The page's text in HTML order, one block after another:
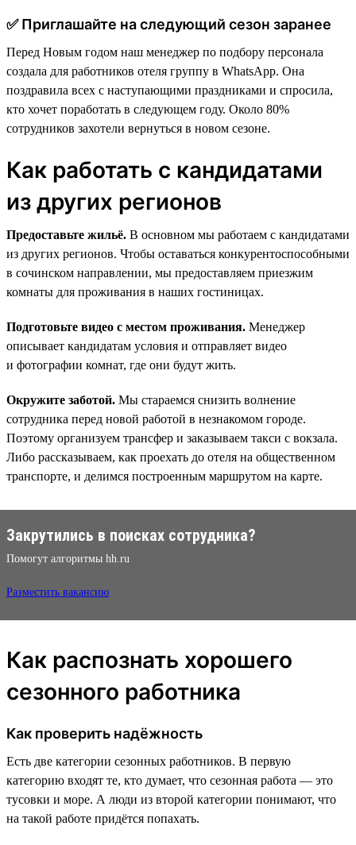
✅ Приглашайте на следующий сезон заранее
Перед Новым годом наш менеджер по подбору персонала
создала для работников отеля группу в WhatsApp. Она
поздравила всех с наступающими праздниками и спросила,
кто хочет поработать в следующем году. Около 80%
сотрудников захотели вернуться в новом сезоне.
Как работать с кандидатами
из других регионов
Предоставьте жильё. В основном мы работаем с кандидатами
из других регионов. Чтобы оставаться конкурентоспособными
в сочинском направлении, мы предоставляем приезжим
комнаты для проживания в наших гостиницах.
Подготовьте видео с местом проживания. Менеджер
описывает кандидатам условия и отправляет видео
и фотографии комнат, где они будут жить.
Окружите заботой. Мы стараемся снизить волнение
сотрудника перед новой работой в незнакомом городе.
Поэтому организуем трансфер и заказываем такси с вокзала.
Либо рассказываем, как проехать до отеля на общественном
транспорте, и делимся построенным маршрутом на карте.
Закрутились в поисках сотрудника?
Помогут алгоритмы hh.ru
Разместить вакансию
Как распознать хорошего
сезонного работника
Как проверить надёжность
Есть две категории сезонных работников. В первую
категорию входят те, кто думает, что сезонная работа — это
тусовки и море. А люди из второй категории понимают, что
на такой работе придётся попахать.